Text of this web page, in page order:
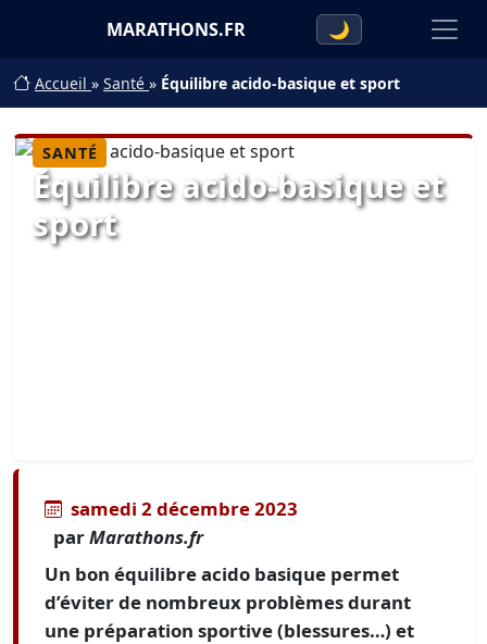
MARATHONS.FR 🌙
Accueil » Santé » Équilibre acido-basique et sport
SANTÉ
Équilibre acido-basique et
sport
samedi 2 décembre 2023
parMarathons.fr
Un bon équilibre acido basique permet
d’éviter de nombreux problèmes durant
une préparation sportive (blessures…) et